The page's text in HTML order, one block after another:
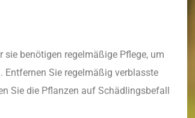
sie benötigen regelmäßige Pflege, um
Entfernen Sie regelmäßig verblasste
Sie die Pflanzen auf Schädlingsbefall